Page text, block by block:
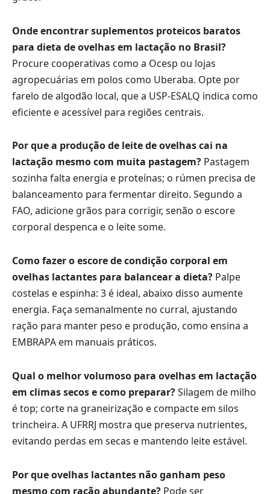
Onde encontrar suplementos proteicos baratos
para dieta de ovelhas em lactação no Brasil?
Procure cooperativas como a Ocesp ou lojas
agropecuárias em polos como Uberaba. Opte por
farelo de algodão local, que a USP-ESALQ indica como
eficiente e acessível para regiões centrais.
Por que a produção de leite de ovelhas cai na
lactação mesmo com muita pastagem? Pastagem
sozinha falta energia e proteínas; o rúmen precisa de
balanceamento para fermentar direito. Segundo a
FAO, adicione grãos para corrigir, senão o escore
corporal despenca e o leite some.
Como fazer o escore de condição corporal em
ovelhas lactantes para balancear a dieta? Palpe
costelas e espinha: 3 é ideal, abaixo disso aumente
energia. Faça semanalmente no curral, ajustando
ração para manter peso e produção, como ensina a
EMBRAPA em manuais práticos.
Qual o melhor volumoso para ovelhas em lactação
em climas secos e como preparar?Silagem de milho
é top; corte na graneirização e compacte em silos
trincheira. A UFRRJ mostra que preserva nutrientes,
evitando perdas em secas e mantendo leite estável.
Por que ovelhas lactantes não ganham peso
mesmo com ração abundante? Pode ser